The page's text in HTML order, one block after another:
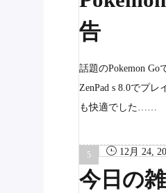
告
話題のPokemon Go
ZenPad s 8.0でプ
も快適でした……
12月 24,
今日の